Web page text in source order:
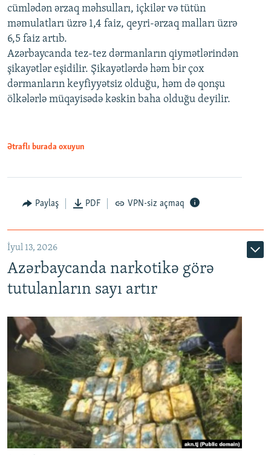
cümlədən ərzaq məhsulları, içkilər və tütün
məmulatları üzrə 1,4 faiz, qeyri-ərzaq malları üzrə
6,5 faiz artıb.
Azərbaycanda tez-tez dərmanların qiymətlərindən
şikayətlər eşidilir. Şikayətlərdə həm bir çox
dərmanların keyfiyyətsiz olduğu, həm də qonşu
ölkələrlə müqayisədə kəskin baha olduğu deyilir.
Ətraflı burada oxuyun
Paylaş PDF VPN-siz açmaq
İyul 13, 2026
Azərbaycanda narkotikə görə
tutulanların sayı artır